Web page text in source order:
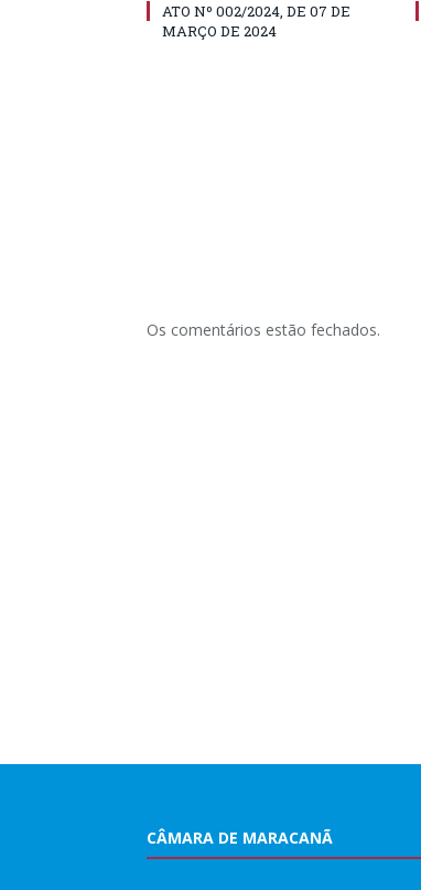
ATO Nº 002/2024, DE 07 DE
MARÇO DE 2024
Os comentários estão fechados.
CÂMARA DE MARACANÃ